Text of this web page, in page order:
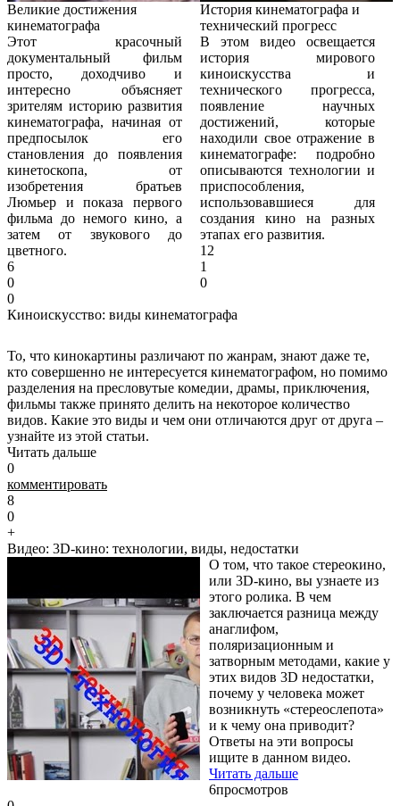
Великие достижения
кинематографа
Этот красочный
документальный фильм
просто, доходчиво и
интересно объясняет
зрителям историю развития
кинематографа, начиная от
предпосылок его
становления до появления
кинетоскопа, от
изобретения братьев
Люмьер и показа первого
фильма до немого кино, а
затем от звукового до
цветного.
6
0
0
История кинематографа и
технический прогресс
В этом видео освещается
история мирового
киноискусства и
технического прогресса,
появление научных
достижений, которые
находили свое отражение в
кинематографе: подробно
описываются технологии и
приспособления,
использовавшиеся для
создания кино на разных
этапах его развития.
12
1
0
Киноискусство: виды кинематографа
То, что кинокартины различают по жанрам, знают даже те,
кто совершенно не интересуется кинематографом, но помимо
разделения на пресловутые комедии, драмы, приключения,
фильмы также принято делить на некоторое количество
видов. Какие это виды и чем они отличаются друг от друга –
узнайте из этой статьи.
Читать дальше
0
комментировать
8
0
+
Видео: 3D-кино: технологии, виды, недостатки
О том, что такое стереокино,
или 3D-кино, вы узнаете из
этого ролика. В чем
заключается разница между
анаглифом,
поляризационным и
затворным методами, какие у
этих видов 3D недостатки,
почему у человека может
возникнуть «стереослепота»
и к чему она приводит?
Ответы на эти вопросы
ищите в данном видео.
Читать дальше
6просмотров